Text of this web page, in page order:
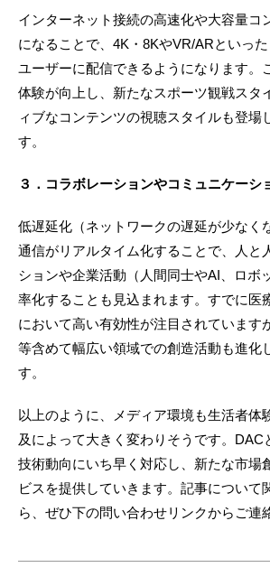
インターネット接続の高速化や大容量コ
になることで、4K・8KやVR/ARといっ
ユーザーに配信できるようになります。
体験が向上し、新たなスポーツ観戦スタ
ィブなコンテンツの視聴スタイルも登場
す。
３．コラボレーションやコミュニケーシ
低遅延化（ネットワークの遅延が少なく
通信がリアルタイム化することで、人と
ションや企業活動（人間同士やAI、ロボ
率化することも見込まれます。すでに医
において高い有効性が注目されています
等含めて幅広い領域での創造活動も進化
す。
以上のように、メディア環境も生活者体
及によって大きく変わりそうです。DAC
技術動向にいち早く対応し、新たな市場
ビスを提供していきます。記事について
ら、ぜひ下の問い合わせリンクからご連